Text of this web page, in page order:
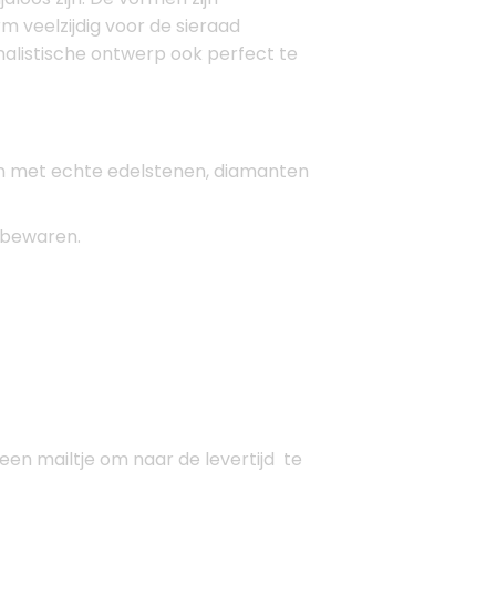
veelzijdig voor de sieraad
ontwerp ook perfect te
met echte edelstenen, diamanten
mailtje om naar de levertijd te